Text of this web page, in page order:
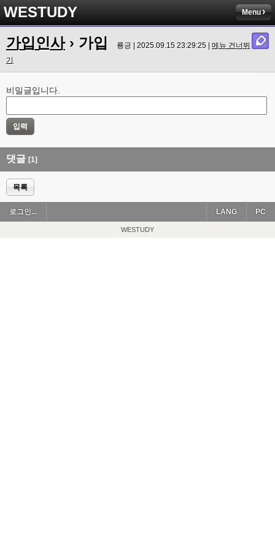
WESTUDY Menu
가입인사› 가입 룡긍 | 2025.09.15 23:29:25 | 메뉴 건너뛰
기
비밀글입니다.
댓글 [1]
목록
로그인... PC
LANG
WESTUDY